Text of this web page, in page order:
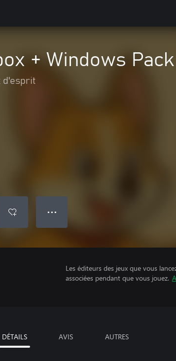
+ Windows Pack
d'esprit
● ● ●
Les éditeurs des jeux que vous
associées pendant que vous jouez.
DÉTAILS AVIS AUTRES